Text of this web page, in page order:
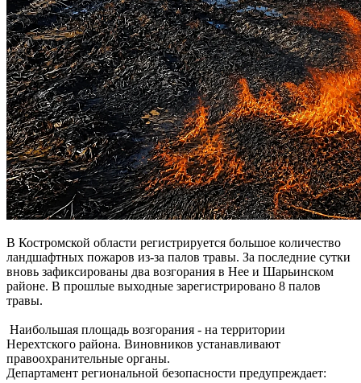
В Костромской области регистрируется большое количество
ландшафтных пожаров из-за палов травы. За последние сутки
вновь зафиксированы два возгорания в Нее и Шарьинском
районе. В прошлые выходные зарегистрировано 8 палов
травы.
Наибольшая площадь возгорания - на территории
Нерехтского района. Виновников устанавливают
правоохранительные органы.
Департамент региональной безопасности предупреждает: